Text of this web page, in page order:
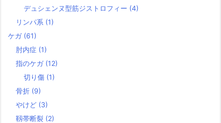
デュシェンヌ型筋ジストロフィー (4)
リンパ系 (1)
ケガ (61)
肘内症 (1)
指のケガ (12)
切り傷 (1)
骨折 (9)
やけど (3)
靱帯断裂 (2)